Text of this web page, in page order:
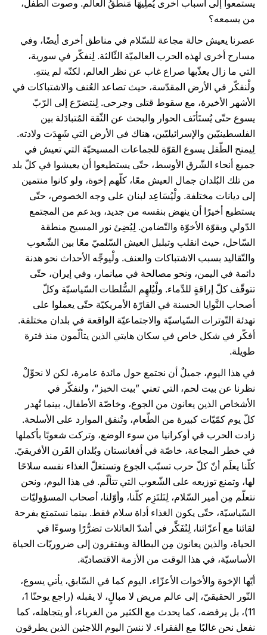
يستمعوا إلى أسباب أخرى يُملِيهَا مَنطقُ العالم. وصوت الطّفل،
من يسمعه؟
عصرنا يعيش حالة مجاعة للسّلام في مناطق أخرى أيضًا، وفي
مسارح أخرى لهذه الحرب العالميّة الثّالثة. لِنفكّر في سورية،
التي ما زال يعذّبها صراع غاب عن نظر العالم، لكنّه لم ينتهِ.
ولْنفكّر في الأرض المقدّسة، حيث تصاعد العُنف والاشتباكات في
الأشهر الأخيرة، مع سقوط قتلى وجرحى. لِنتضرّع إلى الرّبّ
يسوع حتّى يُستَأنَف الحوار والبحث عن الثّقة المُتبادَلة بين
الفلسطينيّين والإسرائيليّين، هناك في الأرض التي شَهِدَت ولادته.
لِيمنح الطّفل يسوع القوّة للجماعات المسيحيّة التي تعيش في
جميع أنحاء الشّرق الأوسط، حتّى يستطيعوا أن يعيشوا في كلّ بلد
من تلك البُلدان جمال العيش معًا، كلّهم إخوة، ولو كانوا منتمين
إلى ديانات مختلفة. ولْيُسَاعِد لبنان على وجه الخصوص، حتّى
يستطيع أخيرًا أن ينهض بنفسه من جديد، وبدعم من المجتمع
الدّولي وبقوّة الأخوّة والتّضامن. لِيُضِئ نور المسيح منطقة
السّاحل، حيث انقلب وتبلبل العيش السّلميّ معًا بين الشّعوب
والتّقاليد بسبب الاشتباكات والعنف. ولْيوجِّه الأحداث نحو هدنة
دائمة في اليمن، ونحو مصالحة في ميانمار، وفي إيران، حتّى
تتوقّف كلّ إراقةٍ للدِّماء. ولْيُلهِم السُّلطات السّياسيّة وكلّ
أصحاب النَّوايا الحسنة في القارّة الأمريكيّة حتّى يعملوا على
تهدئة التّوترات السّياسيّة والاجتماعيّة الواقعة في بلدان مختلفة.
أفكّر في شكل خاص في سكان هايتي الذين يتألّمون منذ فترة
طويلة.
في هذا اليوم، جميلٌ أن نجتمع حول مائدة عامرة، لكن لا نحوِّلْ
نظرنا عن بيت لحم، التي تعني ”بيت الخبز“، ولنفكّر في
الأشخاص الذين يعانون من الجوع، وخاصّة الأطفال، بينما تُهدر
كلّ يوم كمّيّات كبيرة من الطّعام، وتُنفق الموارد على الأسلحة.
زادت الحرب في أوكرانيا من سوء الوضع، وتركت شعوبًا بأكملها
في خطر المجاعة، خاصّة في أفغانستان وبُلدان القَرن الأفريقيّ.
كلّنا يعلَم أنّ كلّ حرب تسبّب الجوع وتستغلّ الغذاء نفسه سلاحًا
لها، وتمنع توزيعه على الشّعوب التي تتألّم. في هذا اليوم، ونحن
نتعلّم مِن أمير السّلام، لِنَلتَزِم كلّنا، وأوّلنا، أصحاب المسؤوليّات
السّياسيّة، حتّى يكون الغذاء أداة سلام فقط. بينما نستمتع بفرحة
لقائنا مع أعزّائنا، لِنُفَكِّر في أشدّ العائلات تضرُّرًا وسوءًا في
الحياة، والذين يعانون مِن البطالة ويفتقرون إلى ضروريّات الحياة
الأساسيّة، في هذا الوقت من الأزمة الاقتصاديّة.
أيّها الإخوة والأخوات الأعزّاء، اليوم كما في السّابق، يأتي يسوع،
النّور الحقيقيّ، إلى عالم مريض لا مبالٍ، لا يقبله (راجع يوحنّا 1،
11)، بل يرفضه، كما يحدث مع الكثير من الغرباء، أو يتجاهله، كما
نفعل نحن غالبًا مع الفقراء. لا ننسَ اليوم اللاجئين الذين يطرقون